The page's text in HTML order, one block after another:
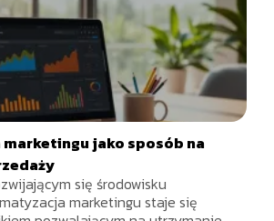
jako sposób na
się środowisku
marketingu staje się